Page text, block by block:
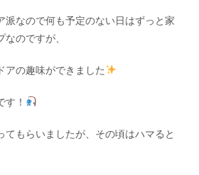
派なので何も予定のない日はずっと家
のですが、
アの趣味ができました
！
てもらいましたが、その頃はハマると